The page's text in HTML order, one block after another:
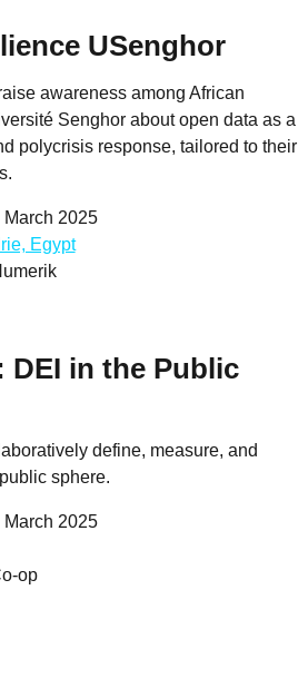
USenghor
awareness among African
Senghor about open data as a
polycrisis response, tailored to their
March 2025
Egypt
DEI in the Public
define, measure, and
sphere.
March 2025
op